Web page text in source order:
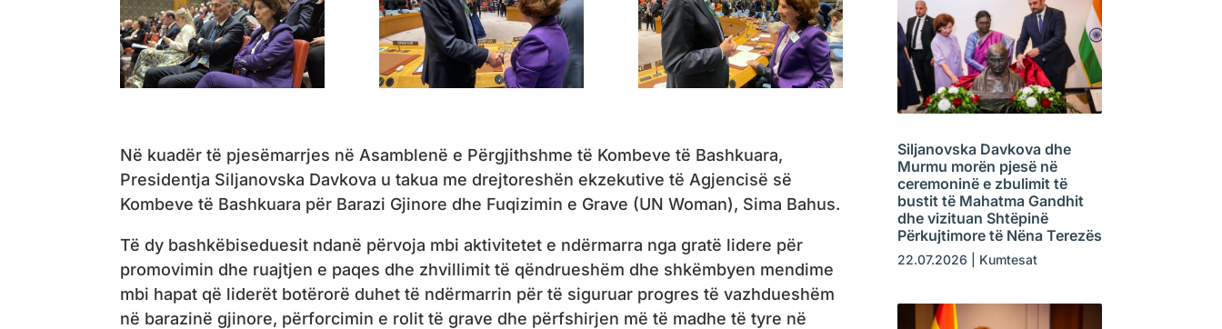
Në kuadër të pjesëmarrjes në Asamblenë e Përgjithshme të Kombeve të Bashkuara,
Presidentja Siljanovska Davkova u takua me drejtoreshën ekzekutive të Agjencisë së
Kombeve të Bashkuara për Barazi Gjinore dhe Fuqizimin e Grave (UN Woman), Sima Bahus.
Të dy bashkëbiseduesit ndanë përvoja mbi aktivitetet e ndërmarra nga gratë lidere për
promovimin dhe ruajtjen e paqes dhe zhvillimit të qëndrueshëm dhe shkëmbyen mendime
mbi hapat që liderët botërorë duhet të ndërmarrin për të siguruar progres të vazhdueshëm
në barazinë gjinore, përforcimin e rolit të grave dhe përfshirjen më të madhe të tyre në
Siljanovska Davkova dhe
Murmu morën pjesë në
ceremoninë e zbulimit të
bustit të Mahatma Gandhit
dhe vizituan Shtëpinë
Përkujtimore të Nëna Terezës
22.07.2026 Kumtesat